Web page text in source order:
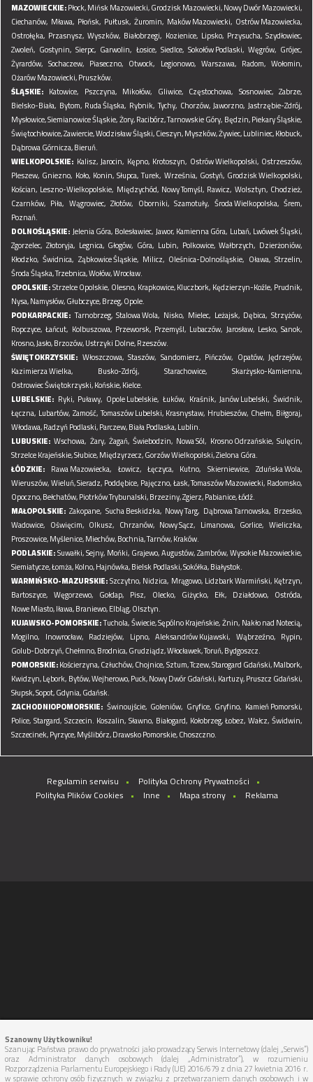
MAZOWIECKIE:Płock,Mińsk Mazowiecki,Grodzisk Mazowiecki,Nowy Dwór Mazowiecki,
Ciechanów, Mława, Płońsk, Pułtusk, Żuromin, Maków Mazowiecki, Ostrów Mazowiecka,
Ostrołęka, Przasnysz, Wyszków, Białobrzegi, Kozienice, Lipsko, Przysucha, Szydłowiec,
Zwoleń, Gostynin, Sierpc, Garwolin, Łosice, Siedlce, Sokołów Podlaski, Węgrów, Grójec,
Żyrardów, Sochaczew, Piaseczno, Otwock, Legionowo, Warszawa, Radom, Wołomin,
Ożarów Mazowiecki,Pruszków.
ŚLĄSKIE: Katowice, Pszczyna, Mikołów, Gliwice, Częstochowa, Sosnowiec, Zabrze,
Bielsko-Biała, Bytom, Ruda Śląska, Rybnik, Tychy, Chorzów, Jaworzno, Jastrzębie-Zdrój,
Mysłowice,Siemianowice Śląskie,Żory,Racibórz,Tarnowskie Góry, Będzin,Piekary Śląskie,
Świętochłowice,Zawiercie,Wodzisław Śląski,Cieszyn,Myszków,Żywiec,Lubliniec,Kłobuck,
Dąbrowa Górnicza,Bieruń.
WIELKOPOLSKIE: Kalisz, Jarocin, Kępno, Krotoszyn, Ostrów Wielkopolski, Ostrzeszów,
Pleszew, Gniezno, Koło, Konin, Słupca, Turek, Września, Gostyń, Grodzisk Wielkopolski,
Kościan, Leszno-Wielkopolskie, Międzychód, Nowy Tomyśl, Rawicz, Wolsztyn, Chodzież,
Czarnków, Piła, Wągrowiec, Złotów, Oborniki, Szamotuły, Środa Wielkopolska, Śrem,
Poznań.
DOLNOŚLĄSKIE:Jelenia Góra, Bolesławiec,Jawor, Kamienna Góra, Lubań, Lwówek Śląski,
Zgorzelec, Złotoryja, Legnica, Głogów, Góra, Lubin, Polkowice, Wałbrzych, Dzierżoniów,
Kłodzko, Świdnica, Ząbkowice Śląskie, Milicz, Oleśnica-Dolnośląskie, Oława, Strzelin,
Środa Śląska,Trzebnica,Wołów,Wrocław.
OPOLSKIE:Strzelce Opolskie, Olesno, Krapkowice,Kluczbork, Kędzierzyn-Koźle, Prudnik,
Nysa,Namysłów,Głubczyce,Brzeg,Opole.
PODKARPACKIE: Tarnobrzeg, Stalowa Wola, Nisko, Mielec, Leżajsk, Dębica, Strzyżów,
Ropczyce, Łańcut, Kolbuszowa, Przeworsk, Przemyśl, Lubaczów, Jarosław, Lesko, Sanok,
Krosno,Jasło,Brzozów,Ustrzyki Dolne,Rzeszów.
ŚWIĘTOKRZYSKIE: Włoszczowa, Staszów, Sandomierz, Pińczów, Opatów, Jędrzejów,
Kazimierza Wielka,
Busko-Zdrój, Starachowice,
Skarżysko-Kamienna,
Ostrowiec Świętokrzyski,Końskie,Kielce.
LUBELSKIE: Ryki, Puławy, Opole Lubelskie, Łuków, Kraśnik, Janów Lubelski, Świdnik,
Łęczna, Lubartów, Zamość,Tomaszów Lubelski, Krasnystaw, Hrubieszów, Chełm, Biłgoraj,
Włodawa,Radzyń Podlaski,Parczew,Biała Podlaska,Lublin.
LUBUSKIE: Wschowa, Żary, Żagań, Świebodzin, Nowa Sól, Krosno Odrzańskie, Sulęcin,
Strzelce Krajeńskie,Słubice,Międzyrzecz,Gorzów Wielkopolski,Zielona Góra.
ŁÓDZKIE: Rawa Mazowiecka, Łowicz, Łęczyca, Kutno, Skierniewice, Zduńska Wola,
Wieruszów,Wieluń,Sieradz, Poddębice, Pajęczno,Łask,Tomaszów Mazowiecki, Radomsko,
Opoczno,Bełchatów,Piotrków Trybunalski,Brzeziny,Zgierz,Pabianice,Łódź.
MAŁOPOLSKIE: Zakopane, Sucha Beskidzka, Nowy Targ, Dąbrowa Tarnowska, Brzesko,
Wadowice, Oświęcim, Olkusz, Chrzanów, Nowy Sącz, Limanowa, Gorlice, Wieliczka,
Proszowice,Myślenice,Miechów,Bochnia,Tarnów,Kraków.
PODLASKIE:Suwałki,Sejny, Mońki, Grajewo,Augustów,Zambrów,Wysokie Mazowieckie,
Siemiatycze,Łomża,Kolno,Hajnówka,Bielsk Podlaski,Sokółka,Białystok.
WARMIŃSKO-MAZURSKIE:Szczytno, Nidzica, Mrągowo, Lidzbark Warmiński, Kętrzyn,
Bartoszyce, Węgorzewo, Gołdap, Pisz, Olecko, Giżycko, Ełk, Działdowo, Ostróda,
Nowe Miasto,Iława,Braniewo,Elbląg,Olsztyn.
KUJAWSKO-POMORSKIE:Tuchola,Świecie,Sępólno Krajeńskie,Żnin, Nakło nad Notecią,
Mogilno, Inowrocław, Radziejów, Lipno, Aleksandrów Kujawski, Wąbrzeźno, Rypin,
Golub-Dobrzyń,Chełmno,Brodnica,Grudziądz,Włocławek,Toruń,Bydgoszcz.
POMORSKIE:Kościerzyna,Człuchów,Chojnice,Sztum,Tczew,Starogard Gdański,Malbork,
Kwidzyn,Lębork, Bytów,Wejherowo,Puck,Nowy Dwór Gdański, Kartuzy,Pruszcz Gdański,
Słupsk,Sopot,Gdynia,Gdańsk.
ZACHODNIOPOMORSKIE: Świnoujście, Goleniów, Gryfice, Gryfino, Kamień Pomorski,
Police, Stargard, Szczecin. Koszalin, Sławno, Białogard, Kołobrzeg,Łobez, Wałcz, Świdwin,
Szczecinek,Pyrzyce,Myślibórz,Drawsko Pomorskie,Choszczno.
Regulamin serwisu
Polityka Ochrony Prywatności
Polityka Plików Cookies
Inne Mapa strony Reklama
Szanowny Użytkowniku!
Szanując Państwa prawo do prywatności jako prowadzący Serwis Internetowy (dalej „Serwis”)
oraz Administrator danych osobowych (dalej „Administrator”), w rozumieniu
Rozporządzenia Parlamentu Europejskiego i Rady (UE) 2016/679 z dnia 27 kwietnia 2016 r.
w sprawie ochrony osób fizycznych w związku z przetwarzaniem danych osobowych i w